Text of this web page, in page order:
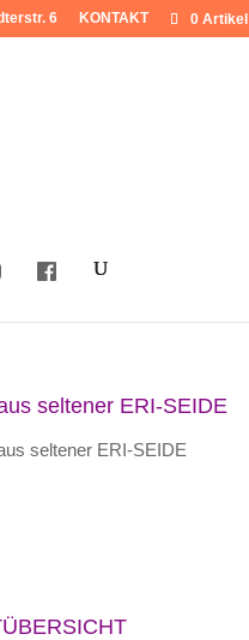
6 KONTAKT 0 Artikel
seltener ERI-SEIDE